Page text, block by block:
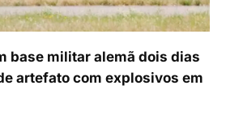
base militar alemã dois dias
artefato com explosivos em